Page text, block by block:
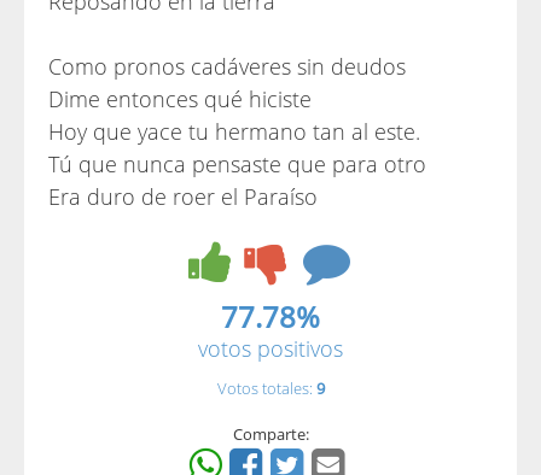
Como pronos cadáveres sin deudos
Dime entonces qué hiciste
Hoy que yace tu hermano tan al este.
Tú que nunca pensaste que para otro
Era duro de roer el Paraíso
77.78%
votos positivos
Votos totales: 9
Comparte: